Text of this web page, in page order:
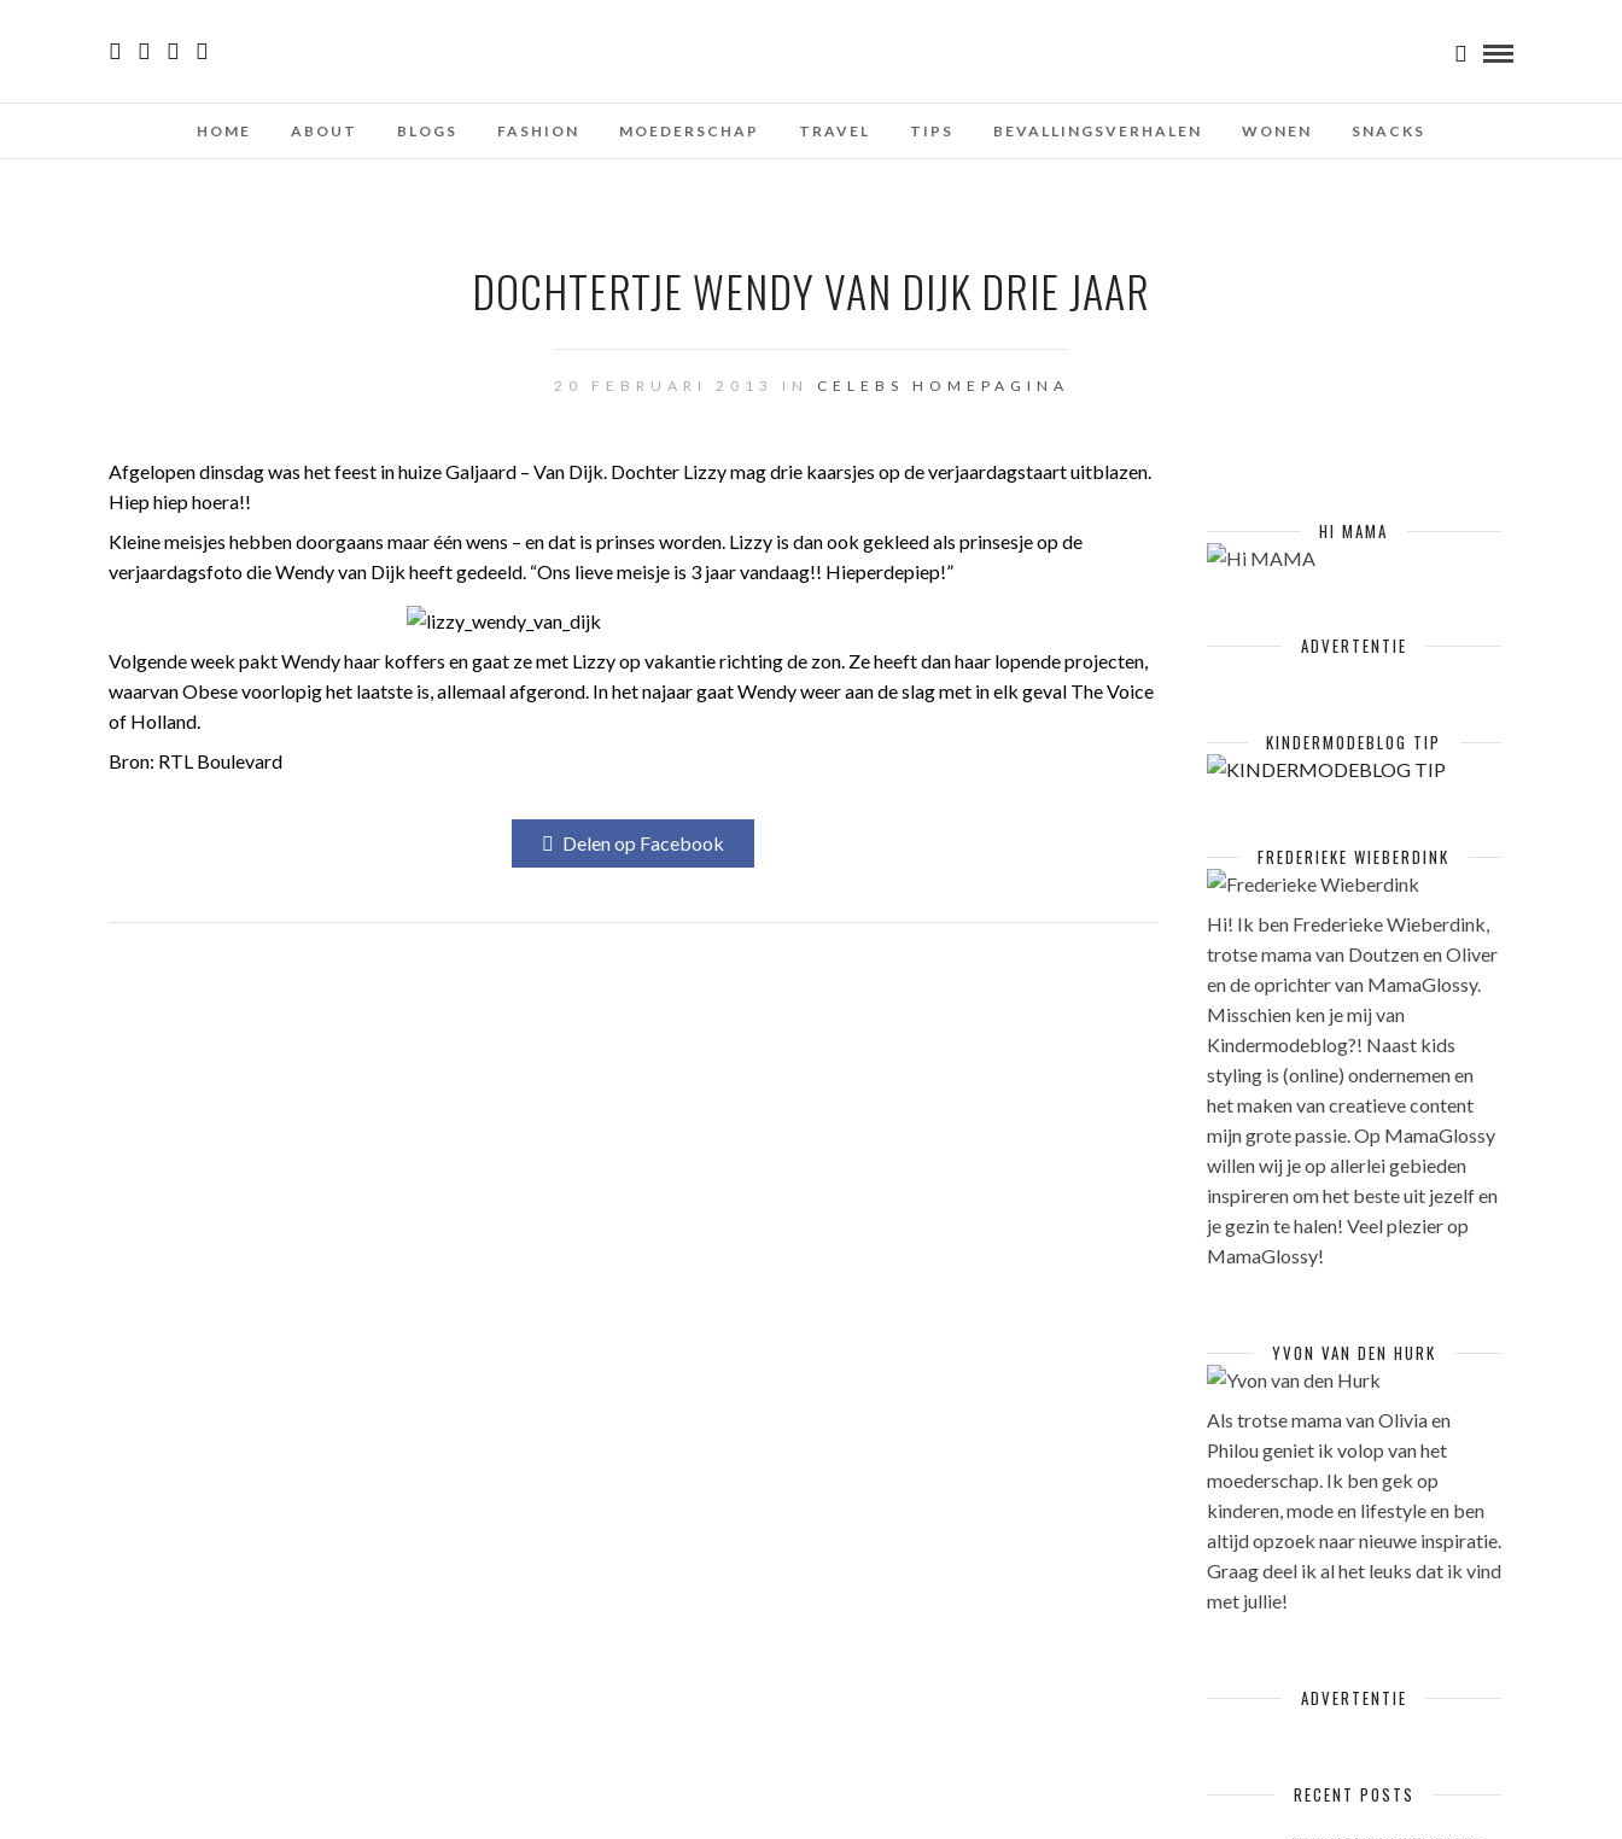
HOME ABOUT BLOGS FASHION MOEDERSCHAP TRAVEL TIPS BEVALLINGSVERHALEN WONEN SNACKS
DOCHTERTJE WENDY VAN DIJK DRIE JAAR
20 FEBRUARI 2013 IN CELEBS HOMEPAGINA
Afgelopen dinsdag was het feest in huize Galjaard – Van Dijk. Dochter Lizzy mag drie kaarsjes op de verjaardagstaart uitblazen.
Hiep hiep hoera!!
Kleine meisjes hebben doorgaans maar één wens – en dat is prinses worden. Lizzy is dan ook gekleed als prinsesje op de
verjaardagsfoto die Wendy van Dijk heeft gedeeld. “Ons lieve meisje is 3 jaar vandaag!! Hieperdepiep!”
Volgende week pakt Wendy haar koffers en gaat ze met Lizzy op vakantie richting de zon. Ze heeft dan haar lopende projecten,
waarvan Obese voorlopig het laatste is, allemaal afgerond. In het najaar gaat Wendy weer aan de slag met in elk geval The Voice
of Holland.
Bron: RTL Boulevard
Delen op Facebook
HI MAMA
ADVERTENTIE
KINDERMODEBLOG TIP
FREDERIEKE WIEBERDINK
Hi! Ik ben Frederieke Wieberdink,
trotse mama van Doutzen en Oliver
en de oprichter van MamaGlossy.
Misschien ken je mij van
Kindermodeblog?! Naast kids
styling is (online) ondernemen en
het maken van creatieve content
mijn grote passie. Op MamaGlossy
willen wij je op allerlei gebieden
inspireren om het beste uit jezelf en
je gezin te halen! Veel plezier op
MamaGlossy!
YVON VAN DEN HURK
Als trotse mama van Olivia en
Philou geniet ik volop van het
moederschap. Ik ben gek op
kinderen, mode en lifestyle en ben
altijd opzoek naar nieuwe inspiratie.
Graag deel ik al het leuks dat ik vind
met jullie!
ADVERTENTIE
RECENT POSTS